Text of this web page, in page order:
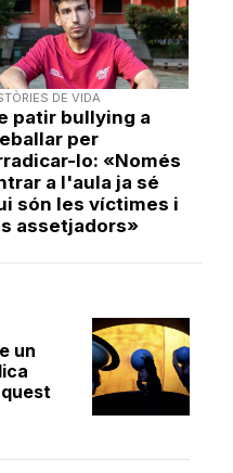
un
DE VIDA
patir bullying a
per
lo: «Només
a l'aula ja sé
són les víctimes i
assetjadors»